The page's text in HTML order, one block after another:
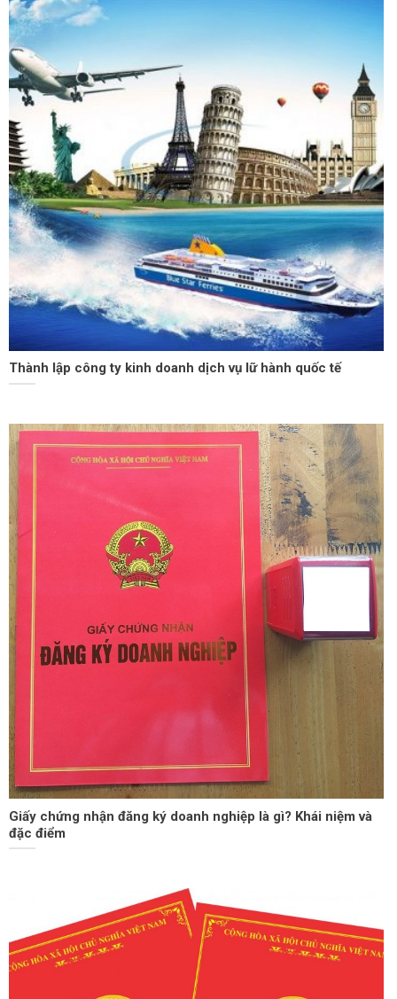
Thành lập công ty kinh doanh dịch vụ lữ hành quốc tế
Giấy chứng nhận đăng ký doanh nghiệp là gì? Khái niệm và
đặc điểm